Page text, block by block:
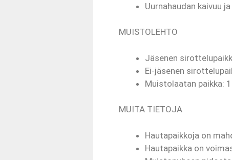
Uurnahaudan kaivuu
MUISTOLEHTO
Jäsenen
Ei-jäsenen
Muistolaatan paikka:
MUITA TIETOJA
Hautapaikkoja on
Hautapaikka on